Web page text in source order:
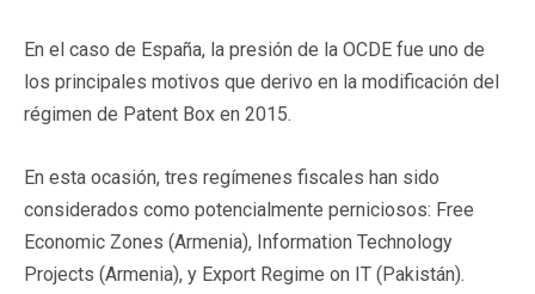
En el caso de España, la presión de la OCDE fue uno de
los principales motivos que derivo en la modificación del
régimen de Patent Box en 2015.
En esta ocasión, tres regímenes fiscales han sido
considerados como potencialmente perniciosos: Free
Economic Zones (Armenia), Information Technology
Projects (Armenia), y Export Regime on IT (Pakistán).